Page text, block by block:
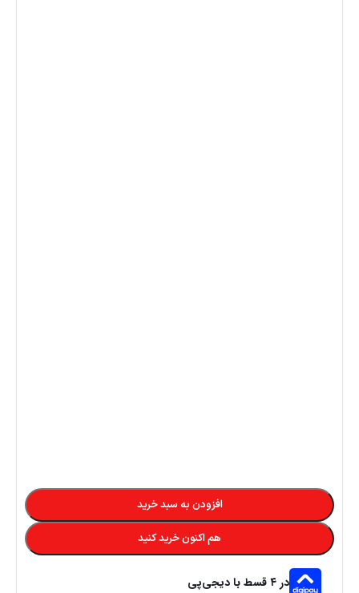
افزودن به سبد خرید
هم اکنون خرید کنید
در ۴ قسط با دیجی‌پی